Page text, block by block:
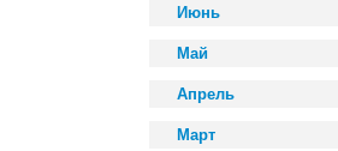
Июнь
Май
Апрель
Март